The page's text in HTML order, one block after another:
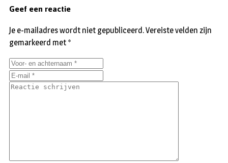
Geef een reactie
Je e-mailadres wordt niet gepubliceerd.Vereiste velden zijn
gemarkeerd met *